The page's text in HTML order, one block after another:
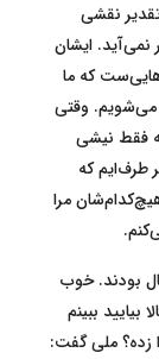
نقشی
ایشان
که ما
می‌شویم. وقتی
فقط نیشی
طرف‌ایم که
مرا
بودند. خوب
ببینم
ملی گفت: